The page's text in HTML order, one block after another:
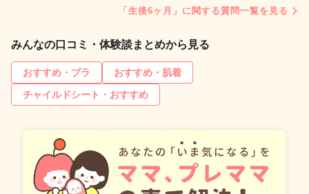
「生後6ヶ月」に関する質問一覧を見る
みんなの口コミ・体験談まとめから見る
おすすめ・ブラ
おすすめ・肌着
チャイルドシート・おすすめ